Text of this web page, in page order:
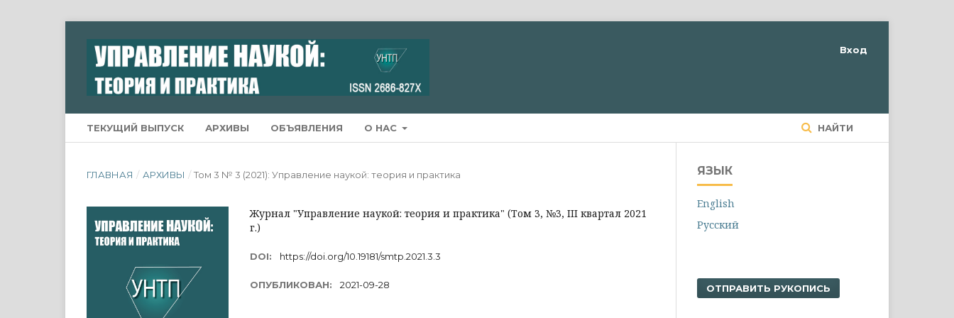
ТЕКУЩИЙ ВЫПУСК АРХИВЫ ОБЪЯВЛЕНИЯ О НАС НАЙТИ
Вход
ГЛАВНАЯ / АРХИВЫ / Том 3 № 3 (2021): Управление наукой: теория и практика
Журнал "Управление наукой: теория и практика" (Том 3, №3, III квартал 2021
г.)
DOI: https://doi.org/10.19181/smtp.2021.3.3
ОПУБЛИКОВАН: 2021-09-28
ЯЗЫК
English
Русский
ОТПРАВИТЬ РУКОПИСЬ